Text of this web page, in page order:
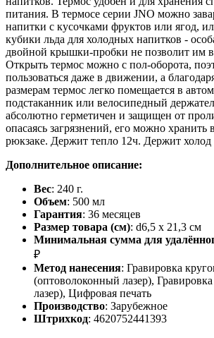
питания. В термосе серии JNO можно
напитки с кусочками фруктов или ягод,
кубики льда для холодных напитков -
двойной крышки-пробки не позволит им
Открыть термос можно с пол-оборота,
пользоваться даже в движении, а
размерам термос легко помещается в
подстаканник или велосипедный
абсолютно герметичен и защищен от
опасаясь загрязнений, его можно хранить
рюкзаке. Держит тепло 12ч. Держит холод
Дополнительное описание:
Вес: 240 г.
Объем: 500 мл
Гарантия: 36 месяцев
Размер товара (см): d6,5 х 21,3 см
Минимальная сумма для
₽
Метод нанесения: Гравировка
(оптоволоконный лазер),
лазер), Цифровая печать
Производство: Зарубежное
Штрихкод: 4620752441393